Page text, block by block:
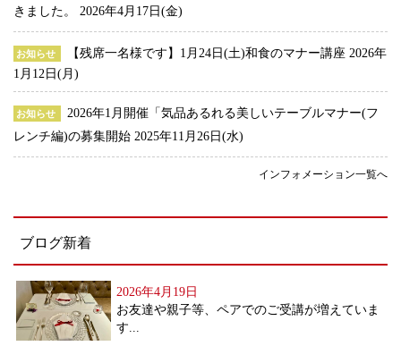
きました。 2026年4月17日(金)
お知らせ 【残席一名様です】1月24日(土)和食のマナー講座 2026年
1月12日(月)
お知らせ
2026年1月開催「気品あるれる美しいテーブルマナー(フ
レンチ編)の募集開始 2025年11月26日(水)
インフォメーション一覧へ
ブログ新着
2026年4月19日
お友達や親子等、ペアでのご受講が増えていま
す...